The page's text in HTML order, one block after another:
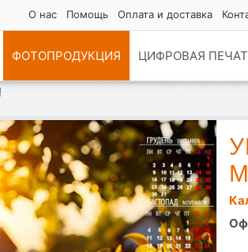
О нас Помощь Оплата и доставка
ФОТОПРОДУКЦИЯ ЦИФРОВАЯ